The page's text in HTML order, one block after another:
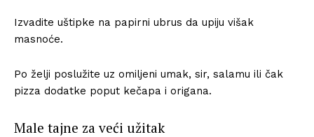
Izvadite uštipke na papirni ubrus da upiju višak
masnoće.
Po želji poslužite uz omiljeni umak, sir, salamu ili čak
pizza dodatke poput kečapa i origana.
Male tajne za veći užitak